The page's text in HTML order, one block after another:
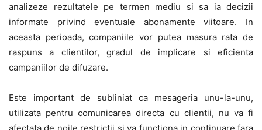
analizeze rezultatele pe termen mediu si sa ia decizii
informate privind eventuale abonamente viitoare. In
aceasta perioada, companiile vor putea masura rata de
raspuns a clientilor, gradul de implicare si eficienta
campaniilor de difuzare.
Este important de subliniat ca mesageria unu-la-unu,
utilizata pentru comunicarea directa cu clientii, nu va fi